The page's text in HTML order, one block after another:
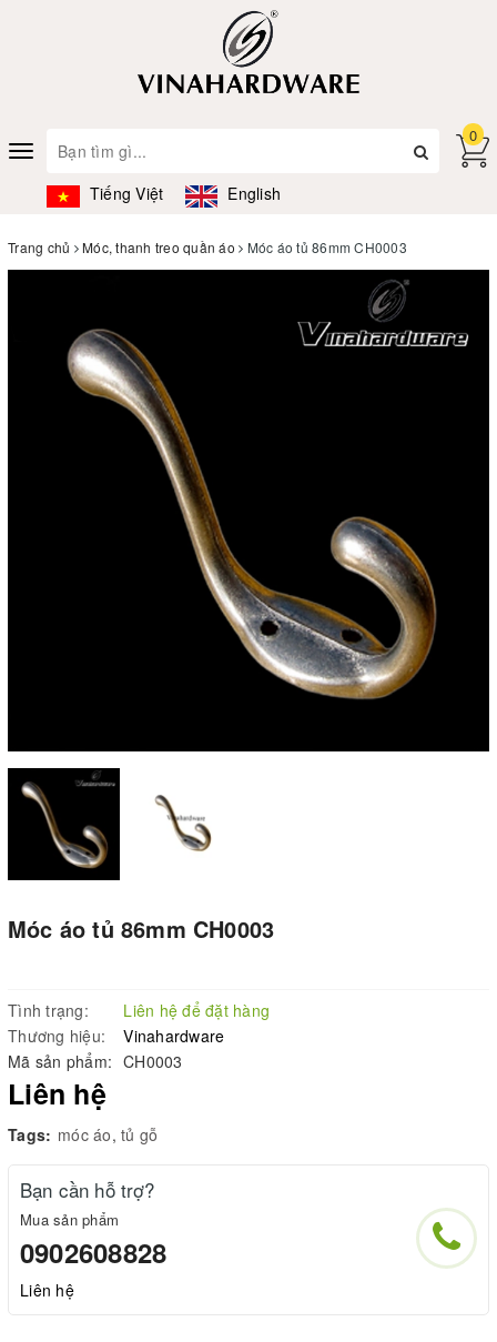
Toggle
navigation
Tiếng Việt English
0
Trang chủ Móc, thanh treo quần áo Móc áo tủ 86mm CH0003
Móc áo tủ 86mm CH0003
Tình trạng:
Liên hệ để đặt hàng
Thương hiệu:
Vinahardware
Mã sản phẩm: CH0003
Liên hệ
Tags: móc áo, tủ gỗ
Bạn cần hỗ trợ?
Mua sản phẩm
0902608828
Liên hệ